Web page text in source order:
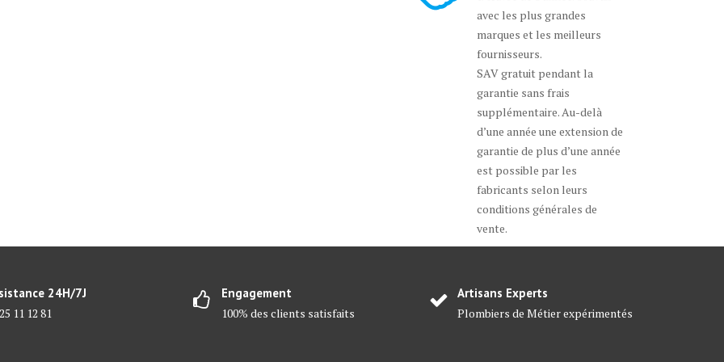
avec les plus grandes
marques et les meilleurs
fournisseurs.
SAV gratuit pendant la
garantie sans frais
supplémentaire. Au-delà
d’une année une extension de
garantie de plus d’une année
est possible par les
fabricants selon leurs
conditions générales de
vente.
24H/7J
11 12 81
Engagement
100% des clients satisfaits
Artisans Experts
Plombiers de Métier expérimentés